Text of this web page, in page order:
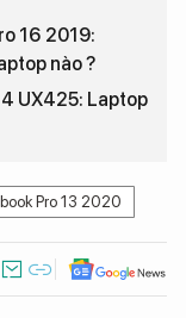
16 2019:
nào ?
UX425: Laptop
Pro 13 2020